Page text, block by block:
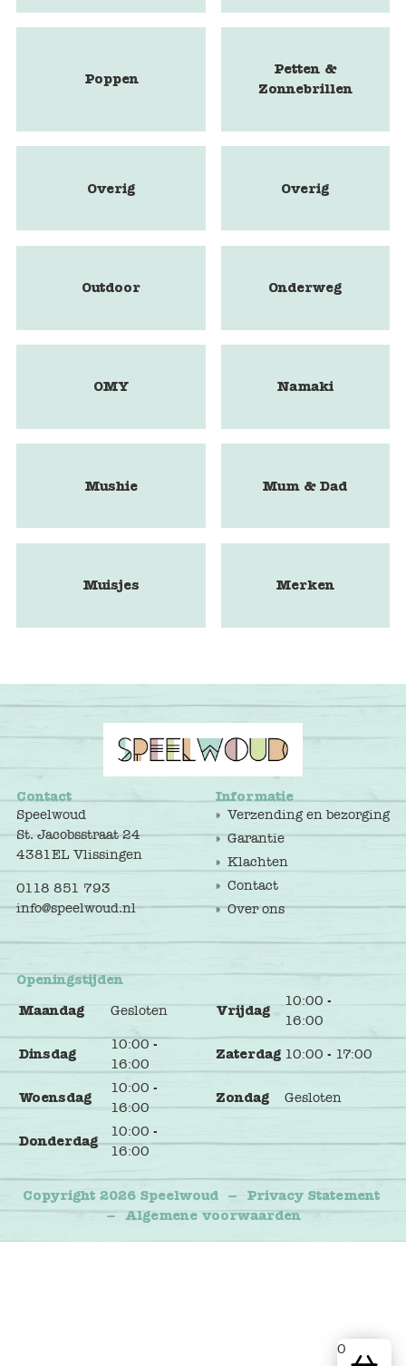
Poppen
Petten &
Zonnebrillen
Overig Overig
Outdoor Onderweg
OMY Namaki
Mushie Mum & Dad
Muisjes Merken
0
Contact
Speelwoud
St. Jacobsstraat 24
4381EL Vlissingen
0118 851 793
info@speelwoud.nl
Informatie
Verzending en bezorging
Garantie
Klachten
Contact
Over ons
Openingstijden
Maandag
Gesloten Vrijdag
10:00 -
16:00
Dinsdag
10:00 -
16:00
Zaterdag 10:00 - 17:00
Woensdag
10:00 -
16:00
Zondag Gesloten
Donderdag
10:00 -
16:00
Copyright 2026 Speelwoud –
Privacy Statement
– Algemene voorwaarden